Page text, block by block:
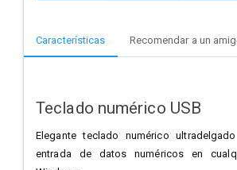
Características Recomendar a un
Teclado numérico USB
Elegante teclado numérico
entrada de datos numéricos en